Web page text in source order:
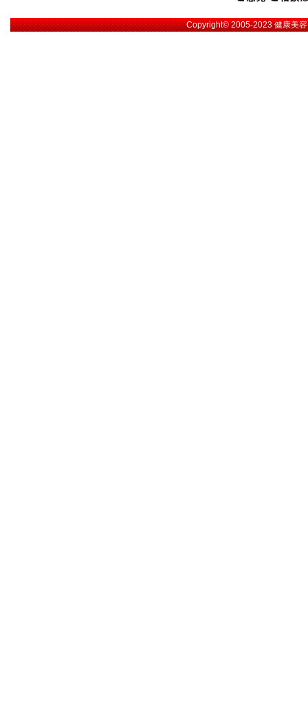
Copyright© 2005-2023健康美